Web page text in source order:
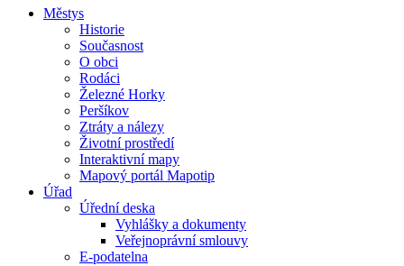
Městys
Historie
Současnost
O obci
Rodáci
Železné Horky
Peršíkov
Ztráty a nálezy
Životní prostředí
Interaktivní mapy
Mapový portál Mapotip
Úřad
Úřední deska
Vyhlášky a dokumenty
Veřejnoprávní smlouvy
E-podatelna